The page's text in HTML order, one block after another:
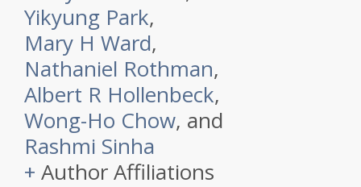
Yikyung Park,
Mary H Ward,
Nathaniel Rothman,
Albert R Hollenbeck,
Wong-Ho Chow, and
Rashmi Sinha
+ Author Affiliations